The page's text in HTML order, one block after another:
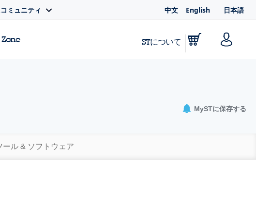
ミュニティ 中文 English 日本語
STについて
MySTに保存する
ール & ソフトウェア